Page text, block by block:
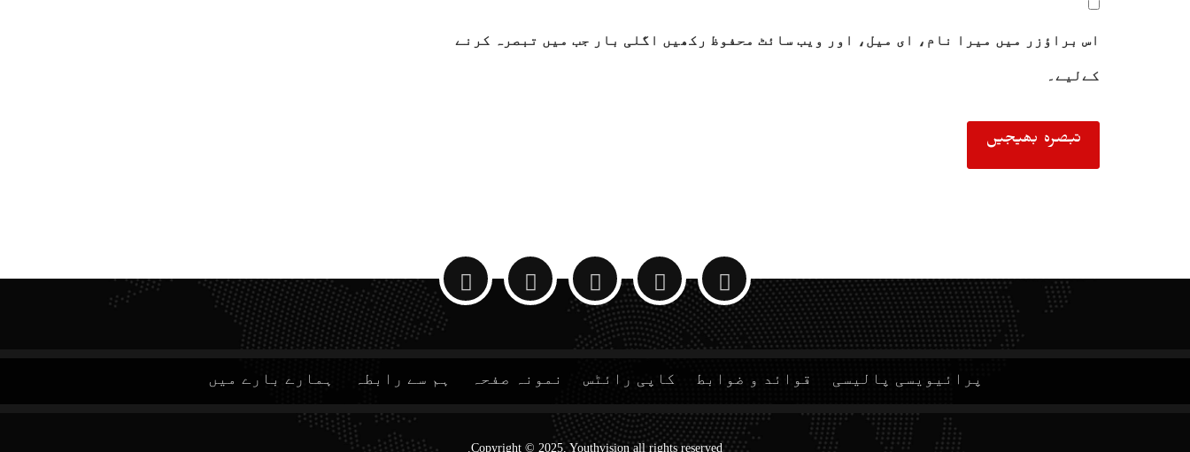
اس براؤزر میں میرا نام، ای میل، اور ویب سائٹ محفوظ رکھیں اگلی بار جب میں تبصرہ کرنے
کےلیے۔
پرائیویسی پالیسی قوائد و ضوابط کاپی رائٹس نمونہ صفحہ ہم سے رابطہ ہمارے بارے میں
Copyright © 2025, Youthvision all rights reserved.